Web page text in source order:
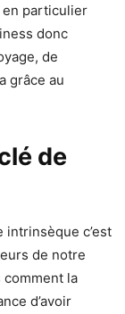
en particulier
donc
de
grâce au
de
intrinsèque c’est
de notre
la
d’avoir